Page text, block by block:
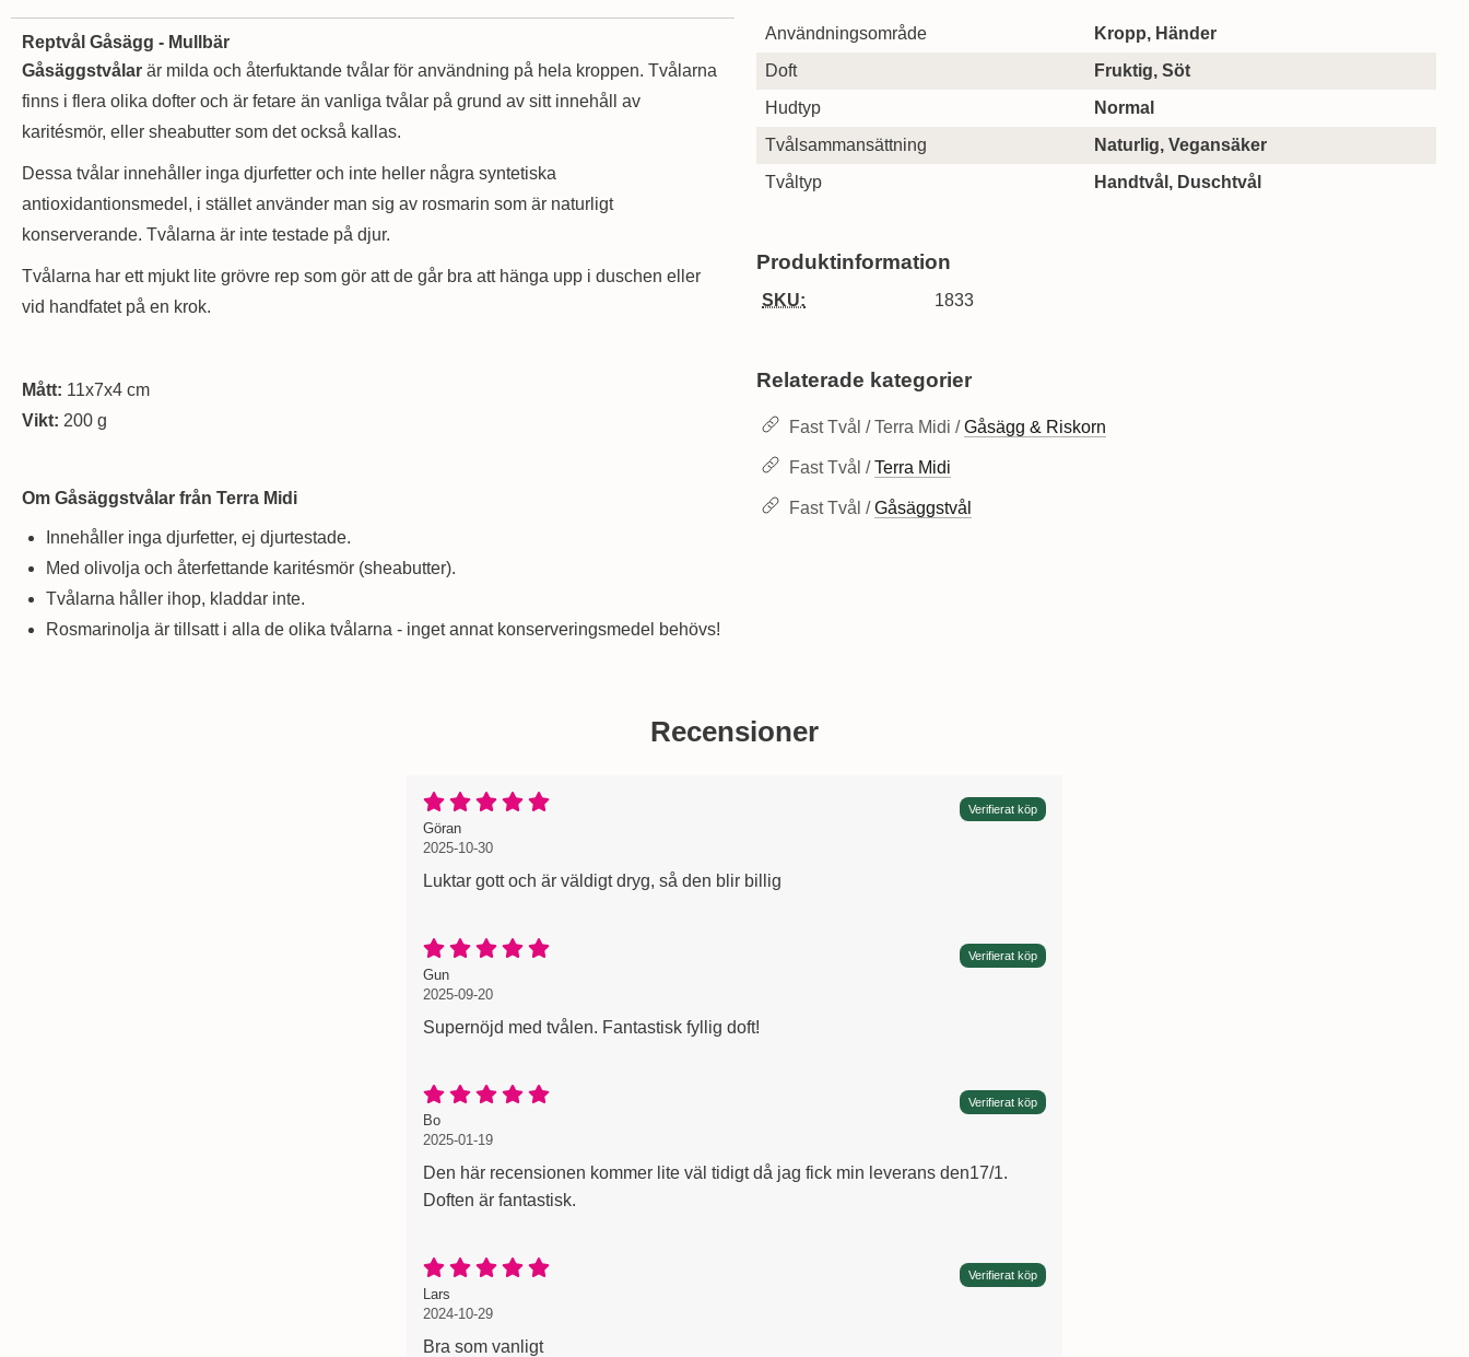
Reptvål Gåsägg - Mullbär
Gåsäggstvålar är milda och återfuktande tvålar för användning på hela kroppen. Tvålarna
finns i flera olika dofter och är fetare än vanliga tvålar på grund av sitt innehåll av
karitésmör, eller sheabutter som det också kallas.
Dessa tvålar innehåller inga djurfetter och inte heller några syntetiska
antioxidantionsmedel, i stället använder man sig av rosmarin som är naturligt
konserverande. Tvålarna är inte testade på djur.
Tvålarna har ett mjukt lite grövre rep som gör att de går bra att hänga upp i duschen eller
vid handfatet på en krok.
Mått: 11x7x4 cm
Vikt: 200 g
Om Gåsäggstvålar från Terra Midi
Innehåller inga djurfetter, ej djurtestade.
Med olivolja och återfettande karitésmör (sheabutter).
Tvålarna håller ihop, kladdar inte.
Rosmarinolja är tillsatt i alla de olika tvålarna - inget annat konserveringsmedel behövs!
Egenskaper/attribut för denna produkt
Attribut Värde
Användningsområde
Kropp, Händer
Doft
Fruktig, Söt
Hudtyp
Normal
Tvålsammansättning
Naturlig, Vegansäker
Tvåltyp
Handtvål, Duschtvål
Produktinformation
SKU: 1833
Relaterade kategorier
Fast Tvål / Terra Midi /Gåsägg & Riskorn
Fast Tvål /Terra Midi
Fast Tvål /Gåsäggstvål
Recensioner
Betyg: 5 Stjärnor av 5 Verifierat köp
Recension av:
Göran, 2025-10-30
, 2025-10-30
2025-10-30
Luktar gott och är väldigt dryg, så den blir billig
Betyg: 5 Stjärnor av 5 Verifierat köp
Recension av:
Gun, 2025-09-20
, 2025-09-20
2025-09-20
Supernöjd med tvålen. Fantastisk fyllig doft!
Betyg: 5 Stjärnor av 5 Verifierat köp
Recension av:
Bo, 2025-01-19
, 2025-01-19
2025-01-19
Den här recensionen kommer lite väl tidigt då jag fick min leverans den17/1.
Doften är fantastisk.
Betyg: 5 Stjärnor av 5 Verifierat köp
Recension av:
Lars
2024-10-29
Bra som vanligt